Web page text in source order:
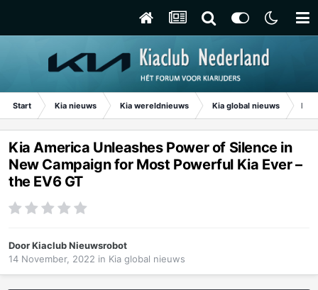
Start Kia nieuws Kia wereldnieuws Kia global nieuws Kia
Kia America Unleashes Power of Silence in
New Campaign for Most Powerful Kia Ever –
the EV6 GT
DoorKiaclub Nieuwsrobot
14 November, 2022 in Kia global nieuws